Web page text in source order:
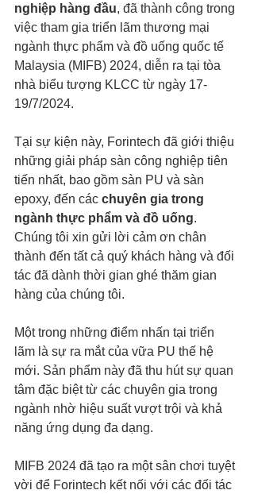
nghiệp hàng đầu, đã thành công trong
việc tham gia triển lãm thương mại
ngành thực phẩm và đồ uống quốc tế
Malaysia (MIFB) 2024, diễn ra tại tòa
nhà biểu tượng KLCC từ ngày 17-
19/7/2024.
Tại sự kiện này, Forintech đã giới thiệu
những giải pháp sàn công nghiệp tiên
tiến nhất, bao gồm sàn PU và sàn
epoxy, đến các chuyên gia trong
ngành thực phẩm và đồ uống.
Chúng tôi xin gửi lời cảm ơn chân
thành đến tất cả quý khách hàng và đối
tác đã dành thời gian ghé thăm gian
hàng của chúng tôi.
Một trong những điểm nhấn tại triển
lãm là sự ra mắt của vữa PU thế hệ
mới. Sản phẩm này đã thu hút sự quan
tâm đặc biệt từ các chuyên gia trong
ngành nhờ hiệu suất vượt trội và khả
năng ứng dụng đa dạng.
MIFB 2024 đã tạo ra một sân chơi tuyệt
vời để Forintech kết nối với các đối tác